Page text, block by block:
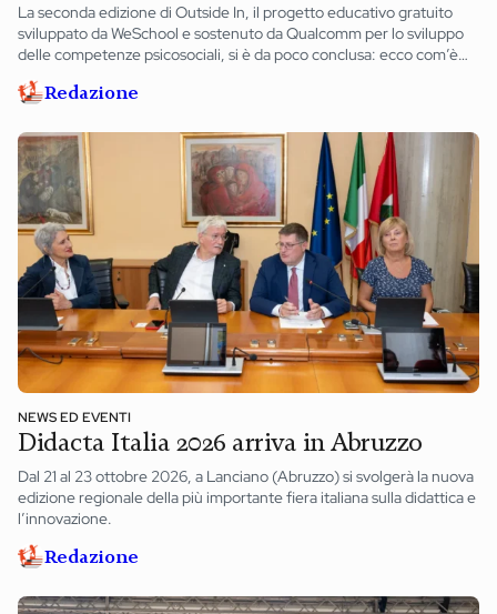
La seconda edizione di Outside In, il progetto educativo gratuito
sviluppato da WeSchool e sostenuto da Qualcomm per lo sviluppo
delle competenze psicosociali, si è da poco conclusa: ecco com’è
andata.
Redazione
NEWS ED EVENTI
Didacta Italia 2026 arriva in Abruzzo
Dal 21 al 23 ottobre 2026, a Lanciano (Abruzzo) si svolgerà la nuova
edizione regionale della più importante fiera italiana sulla didattica e
l’innovazione.
Redazione